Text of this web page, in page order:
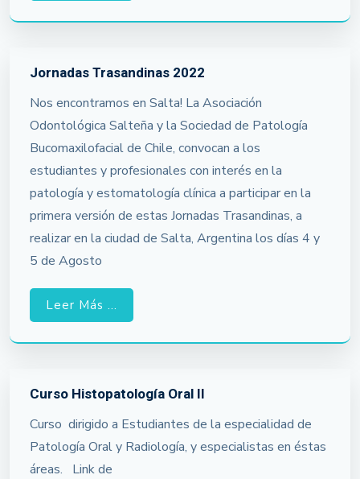
Jornadas Trasandinas 2022
Nos encontramos en Salta! La Asociación
Odontológica Salteña y la Sociedad de Patología
Bucomaxilofacial de Chile, convocan a los
estudiantes y profesionales con interés en la
patología y estomatología clínica a participar en la
primera versión de estas Jornadas Trasandinas, a
realizar en la ciudad de Salta, Argentina los días 4 y
5 de Agosto
Leer Más ...
Curso Histopatología Oral II
Curso dirigido a Estudiantes de la especialidad de
Patología Oral y Radiología, y especialistas en éstas
áreas. Link de